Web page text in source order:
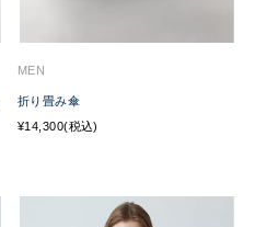
MEN
折り畳み傘
¥14,300(税込)